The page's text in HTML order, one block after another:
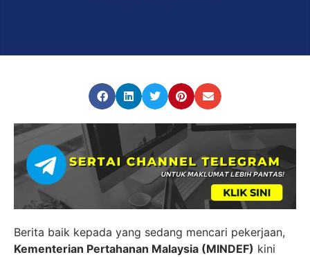
Berita baik kepada yang sedang mencari pekerjaan,
Kementerian Pertahanan Malaysia (MINDEF) kini